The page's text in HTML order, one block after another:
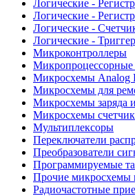
Логические -
Логические -
Логические -
Логические -
Микроконтроллеры
Микросхемы Analog
Микросхемы для
Микросхемы заряда
Микросхемы
Мультиплексоры
Переключатели
Преобразователи
Программируемые
Прочие микросхемы
Радиочастотные